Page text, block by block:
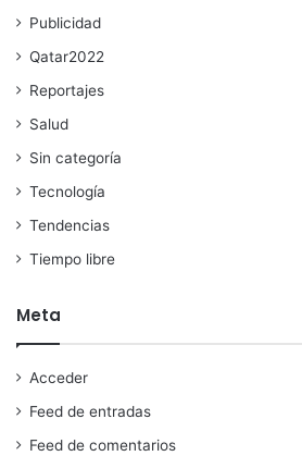
Publicidad
Qatar2022
Reportajes
Salud
Sin categoría
Tecnología
Tendencias
Tiempo libre
Meta
Acceder
Feed de entradas
Feed de comentarios